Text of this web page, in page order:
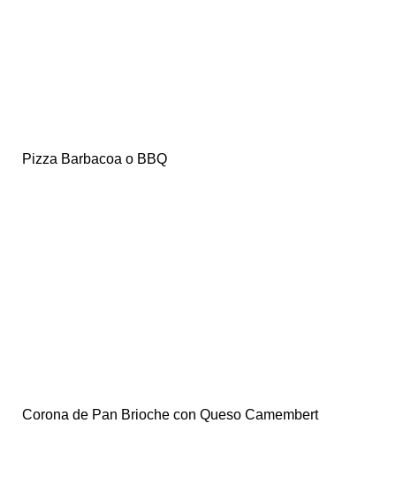
Pizza Barbacoa o BBQ
Corona de Pan Brioche con Queso Camembert